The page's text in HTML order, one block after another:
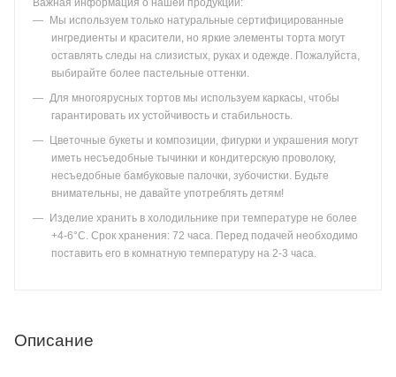
Важная информация о нашей продукции:
Мы используем только натуральные сертифицированные
ингредиенты и красители, но яркие элементы торта могут
оставлять следы на слизистых, руках и одежде. Пожалуйста,
выбирайте более пастельные оттенки.
Для многоярусных тортов мы используем каркасы, чтобы
гарантировать их устойчивость и стабильность.
Цветочные букеты и композиции, фигурки и украшения могут
иметь несъедобные тычинки и кондитерскую проволоку,
несъедобные бамбуковые палочки, зубочистки. Будьте
внимательны, не давайте употреблять детям!
Изделие хранить в холодильнике при температуре не более
+4-6°С. Срок хранения: 72 часа. Перед подачей необходимо
поставить его в комнатную температуру на 2-3 часа.
Описание